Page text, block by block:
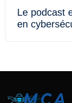
Le podcast
en